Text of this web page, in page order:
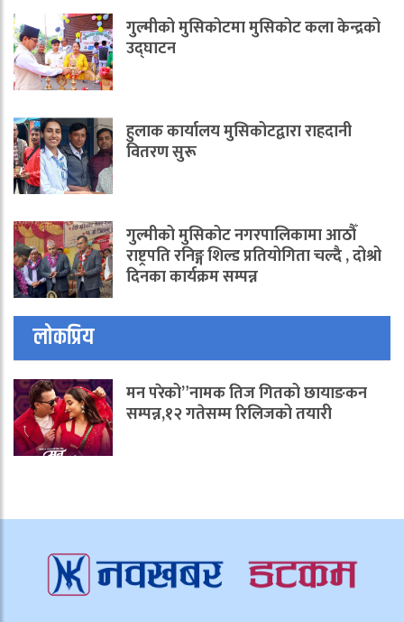
गुल्मीको मुसिकोटमा मुसिकोट कला केन्द्रको
उद्घाटन
हुलाक कार्यालय मुसिकोटद्वारा राहदानी
वितरण सुरू
गुल्मीको मुसिकोट नगरपालिकामा आठौँ
राष्ट्रपति रनिङ्ग शिल्ड प्रतियोगिता चल्दै , दोश्रो
दिनका कार्यक्रम सम्पन्न
लोकप्रिय
मन परेको”नामक तिज गितको छायाङकन
सम्पन्न,१२ गतेसम्म रिलिजको तयारी